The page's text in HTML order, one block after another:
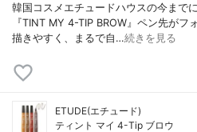
韓国コスメエチュードハウスの今まで
『TINT MY 4-TIP BROW』ペン先が
描きやすく、まるで自…続きを見る
ETUDE(エチュード)
ティント マイ 4-Tip ブロウ